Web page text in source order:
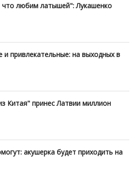
любим латышей": Лукашенко
привлекательные: на выходных в
Китая" принес Латвии миллион
акушерка будет приходить на